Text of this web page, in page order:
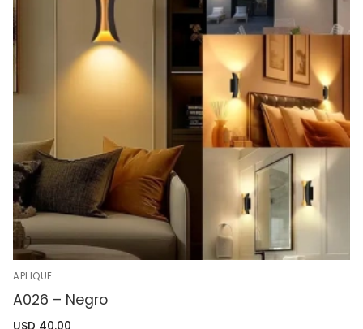
APLIQUE
A026 – Negro
USD 40.00